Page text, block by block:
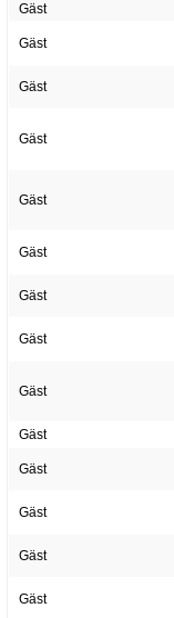
Gäst
Gäst
Gäst
Gäst
Gäst
Gäst
Gäst
Gäst
Gäst
Gäst
Gäst
Gäst
Gäst
Gäst